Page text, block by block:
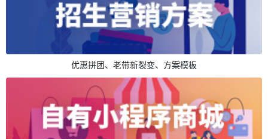
优惠拼团、老带新裂变、方案模板